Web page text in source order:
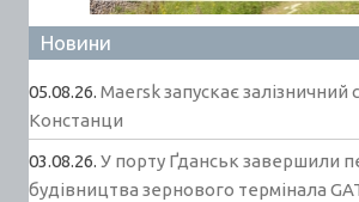
Новини
05.08.26. Maersk запускає залізничний
Констанци
03.08.26. У порту Ґданськ завершили
будівництва зернового термінала